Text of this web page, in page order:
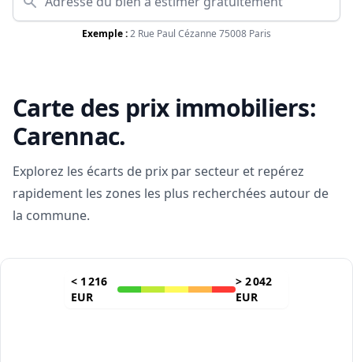
Exemple :2 Rue Paul Cézanne 75008 Paris
Carte des prix immobiliers:
Carennac.
Explorez les écarts de prix par secteur et repérez
rapidement les zones les plus recherchées autour de
la commune.
< 1 216
EUR
> 2 042
EUR